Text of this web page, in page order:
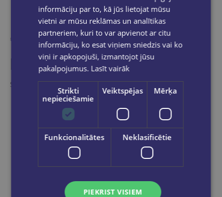
Kāds nesen iegādājās
Šīs preces ir pamanījuši citi e-veikala apmeklētāji
informāciju par to, kā jūs lietojat mūsu
vietni ar mūsu reklāmas un analītikas
partneriem, kuri to var apvienot ar citu
informāciju, ko esat viņiem sniedzis vai ko
viņi ir apkopojuši, izmantojot jūsu
pakalpojumus. Lasīt vairāk
Strikti
nepieciešamie
Veiktspējas Mērķa
Funkcionalitātes Neklasificētie
PIEKRIST VISIEM